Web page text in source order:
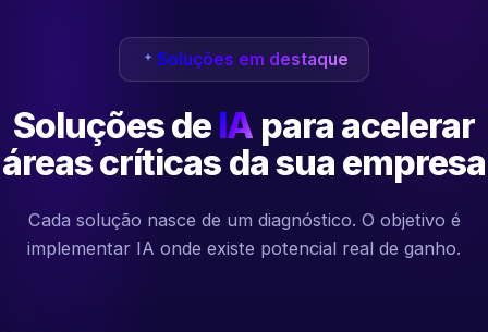
Soluções em destaque
Soluções de IA para acelerar
áreas críticas da sua empresa
Cada solução nasce de um diagnóstico. O objetivo é
implementar IA onde existe potencial real de ganho.